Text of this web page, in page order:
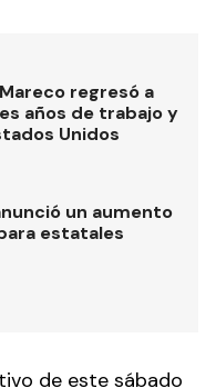
regresó a
años de trabajo y
Unidos
un aumento
estatales
de este sábado